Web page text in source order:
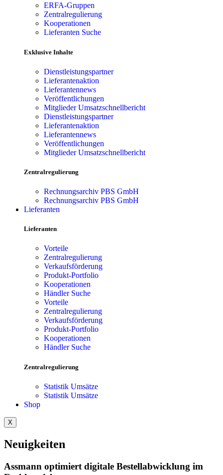
ERFA-Gruppen
Zentralregulierung
Kooperationen
Lieferanten Suche
Exklusive Inhalte
Dienstleistungspartner
Lieferantenaktion
Lieferantennews
Veröffentlichungen
Mitglieder Umsatzschnellbericht
Dienstleistungspartner
Lieferantenaktion
Lieferantennews
Veröffentlichungen
Mitglieder Umsatzschnellbericht
Zentralregulierung
Rechnungsarchiv PBS GmbH
Rechnungsarchiv PBS GmbH
Lieferanten
Lieferanten
Vorteile
Zentralregulierung
Verkaufsförderung
Produkt-Portfolio
Kooperationen
Händler Suche
Vorteile
Zentralregulierung
Verkaufsförderung
Produkt-Portfolio
Kooperationen
Händler Suche
Zentralregulierung
Statistik Umsätze
Statistik Umsätze
Shop
X
Neuigkeiten
Assmann optimiert digitale Bestellabwicklung im